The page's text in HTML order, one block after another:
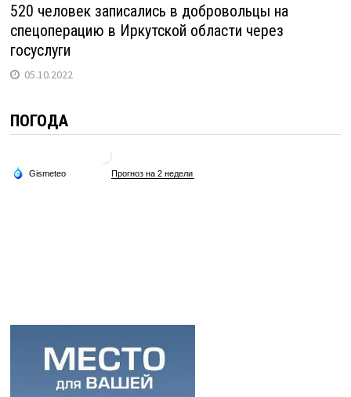
520 человек записались в добровольцы на
спецоперацию в Иркутской области через
госуслуги
05.10.2022
ПОГОДА